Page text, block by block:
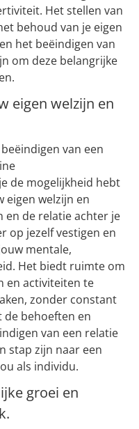
Het stellen van
behoud van je eigen
het beëindigen van
om deze belangrijke
eigen welzijn en
van een
de mogelijkheid hebt
eigen welzijn en
en de relatie achter je
op jezelf vestigen en
mentale,
Het biedt ruimte om
en activiteiten te
zonder constant
de behoeften en
van een relatie
stap zijn naar een
als individu.
groei en